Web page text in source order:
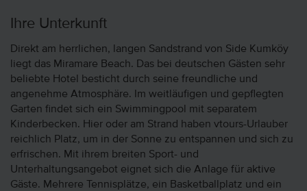
Ihre Unterkunft
Direkt am herrlichen, langen Sandstrand von Side Kumköy
liegt das Miramare Beach. Das bei deutschen Gästen sehr
beliebte Hotel besticht durch seine freundliche und
angenehme Atmosphäre. Im weitläufigen und gepflegten
Garten findet sich ein Swimmingpool mit separatem
Kinderbecken. Hier oder am Strand haben vtours-Urlauber
reichlich Platz, um in der Sonne zu entspannen und sich zu
erfrischen. Mit ihrem breiten Sport- und
Unterhaltungsangebot eignet sich die Anlage für aktive
Gäste. Mehrere Tennisplätze, ein Basketballplatz und ein